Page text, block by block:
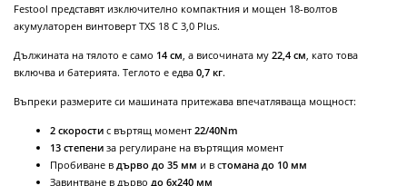
Festool представят изключително компактния и мощен 18-волтов
акумулаторен винтоверт TXS 18 C 3,0 Plus.
Дължината на тялото е само 14 см , а височината му 22,4 см , като това
включва и батерията. Теглото е едва 0,7 кг.
Въпреки размерите си машината притежава впечатляваща мощност:
2 скорости с въртящ момент 22/40Nm
13 степени за регулиране на въртящия момент
Пробиване в дърво до 35 мм и в стомана до 10 мм
Завинтване в дърво до 6x240 мм